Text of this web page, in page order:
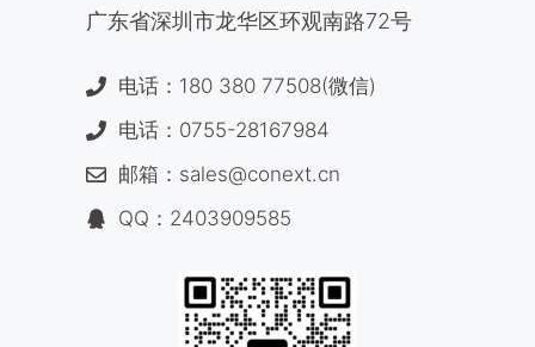
广东省深圳市龙华区环观南路72号
电话：180 380 77508(微信)
电话：0755-28167984
邮箱：sales@conext.cn
QQ：2403909585